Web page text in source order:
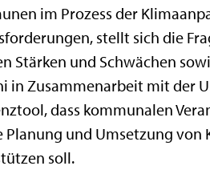
im Prozess der
stellt sich die
Stärken und Schwächen
in Zusammenarbeit mit der
dass kommunalen
Planung und Umsetzung
soll.